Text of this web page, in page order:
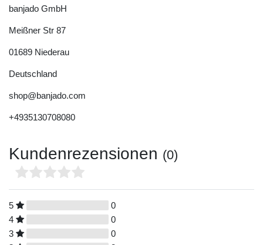
banjado GmbH
Meißner Str 87
01689 Niederau
Deutschland
shop@banjado.com
+4935130708080
Kundenrezensionen (0)
5
0
4
0
3
0